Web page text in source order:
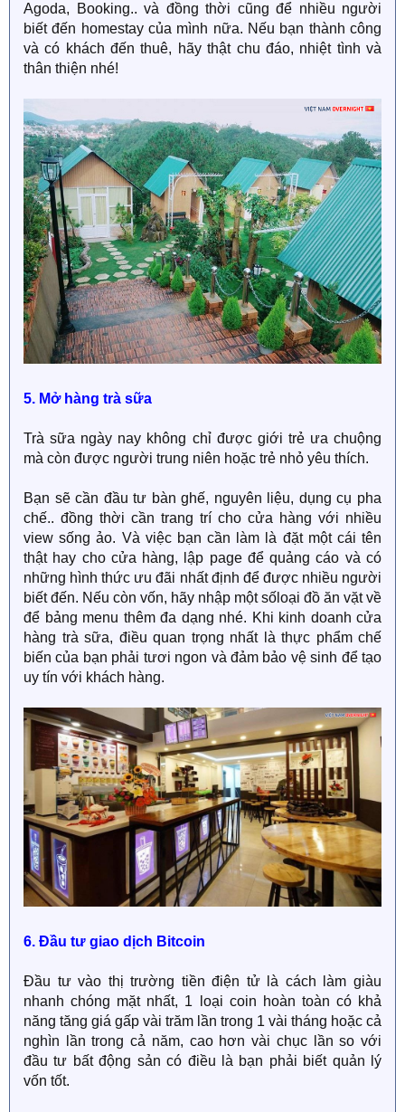
Agoda, Booking.. và đồng thời cũng để nhiều người
biết đến homestay của mình nữa. Nếu bạn thành công
và có khách đến thuê, hãy thật chu đáo, nhiệt tình và
thân thiện nhé!
5. Mở hàng trà sữa
Trà sữa ngày nay không chỉ được giới trẻ ưa chuộng
mà còn được người trung niên hoặc trẻ nhỏ yêu thích.
Bạn sẽ cần đầu tư bàn ghế, nguyên liệu, dụng cụ pha
chế.. đồng thời cần trang trí cho cửa hàng với nhiều
view sống ảo. Và việc bạn cần làm là đặt một cái tên
thật hay cho cửa hàng, lập page để quảng cáo và có
những hình thức ưu đãi nhất định để được nhiều người
biết đến. Nếu còn vốn, hãy nhập một sốloại đồ ăn vặt về
để bảng menu thêm đa dạng nhé. Khi kinh doanh cửa
hàng trà sữa, điều quan trọng nhất là thực phẩm chế
biến của bạn phải tươi ngon và đảm bảo vệ sinh để tạo
uy tín với khách hàng.
6. Đầu tư giao dịch Bitcoin
Đầu tư vào thị trường tiền điện tử là cách làm giàu
nhanh chóng mặt nhất, 1 loại coin hoàn toàn có khả
năng tăng giá gấp vài trăm lần trong 1 vài tháng hoặc cả
nghìn lần trong cả năm, cao hơn vài chục lần so với
đầu tư bất động sản có điều là bạn phải biết quản lý
vốn tốt.